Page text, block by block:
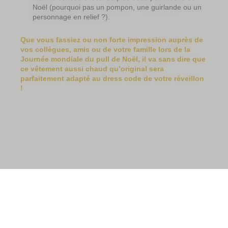
Noël (pourquoi pas un pompon, une guirlande ou un
personnage en relief ?).
Que vous fassiez ou non forte impression auprès de
vos collègues, amis ou de votre famille lors de la
Journée mondiale du pull de Noël, il va sans dire que
ce vêtement aussi chaud qu’original sera
parfaitement adapté au dress code de votre réveillon
!